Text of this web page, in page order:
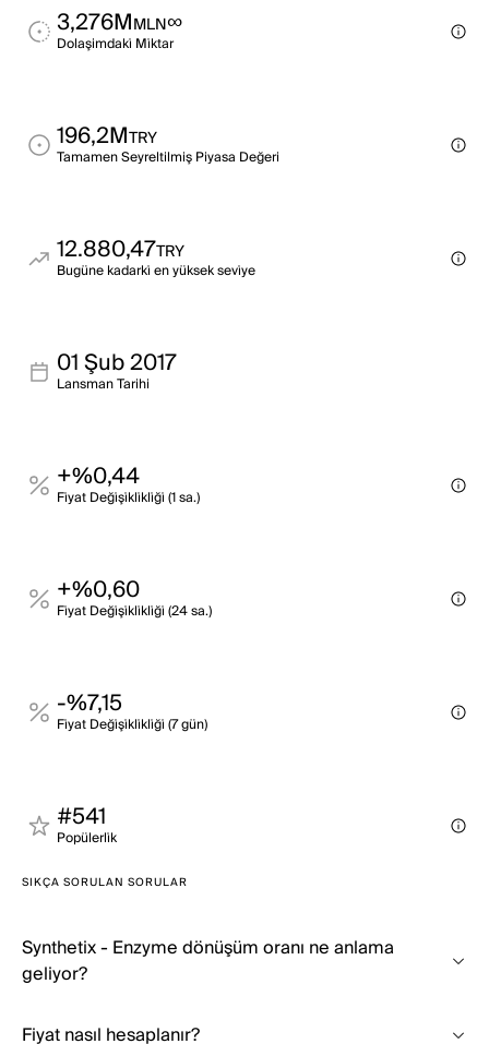
3,276MMLN∞
Dolaşimdaki̇ Mi̇ktar
196,2MTRY
Tamamen Seyreltilmiş Piyasa Değeri
12.880,47TRY
Bugüne kadarki̇ en yüksek sevi̇ye
01 Şub 2017
Lansman Tarihi
+%0,44
Fi̇yat Deği̇şi̇kli̇kli̇ği̇ (1 sa.)
+%0,60
Fi̇yat Deği̇şi̇kli̇kli̇ği̇ (24 sa.)
-%7,15
Fi̇yat Deği̇şi̇kli̇kli̇ği̇ (7 gün)
#541
Popülerli̇k
SIKÇA SORULAN SORULAR
Synthetix - Enzyme dönüşüm oranı ne anlama
geliyor?
Fiyat nasıl hesaplanır?